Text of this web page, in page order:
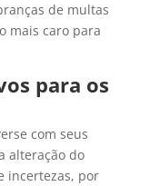
de multas
mais caro para
para os
com seus
alteração do
incertezas, por